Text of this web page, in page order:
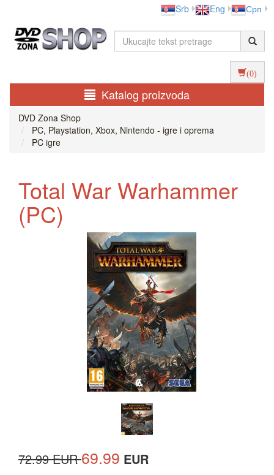
Srb Eng Срп
(0)
Katalog proizvoda
DVD Zona Shop
PC, Playstation, Xbox, Nintendo - igre i oprema
PC igre
Total War Warhammer
(PC)
72.99 EUR69.99 EUR